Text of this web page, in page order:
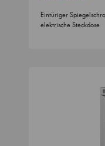
Eintüriger
elektrische Steckdose